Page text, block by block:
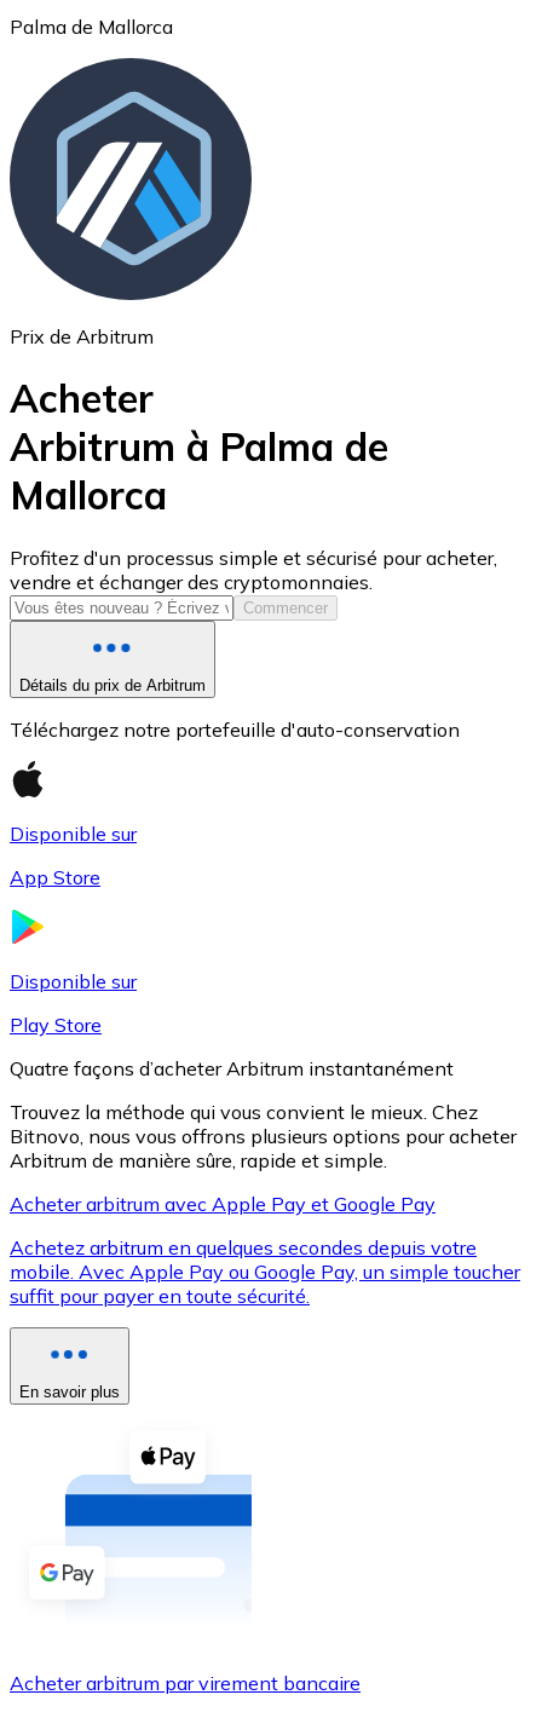
Ethereum
ETH
USD Coin
USDC
XRP
XRP
Voir toutes
Coupons crypto
Acheter avec espèces
Virement SEPA
Ajoutez des fonds à votre compte Bitnovo ou
Utilisez les cartes Visa et Mastercard pour acheter
Palma de Mallorca
Prix de Arbitrum
Acheter
Arbitrum à Palma de
Mallorca
Profitez d'un processus simple et sécurisé pour acheter,
vendre et échanger des cryptomonnaies.
Commencer
Détails du prix de Arbitrum
Téléchargez notre portefeuille d'auto-conservation
Disponible sur
App Store
Disponible sur
Play Store
Quatre façons d’acheter Arbitrum instantanément
Trouvez la méthode qui vous convient le mieux. Chez
Bitnovo, nous vous offrons plusieurs options pour acheter
Arbitrum de manière sûre, rapide et simple.
Acheter arbitrum avec Apple Pay et Google Pay
Achetez arbitrum en quelques secondes depuis votre
mobile. Avec Apple Pay ou Google Pay, un simple toucher
suffit pour payer en toute sécurité.
En savoir plus
Acheter arbitrum par virement bancaire